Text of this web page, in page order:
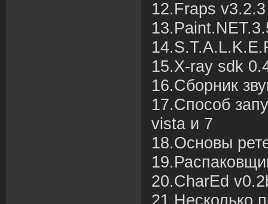
12.Fraps
15.X-ray sdk
16.Сборник
17.Способ
vista и 7
18.Основы
20.CharEd
21.Несколько